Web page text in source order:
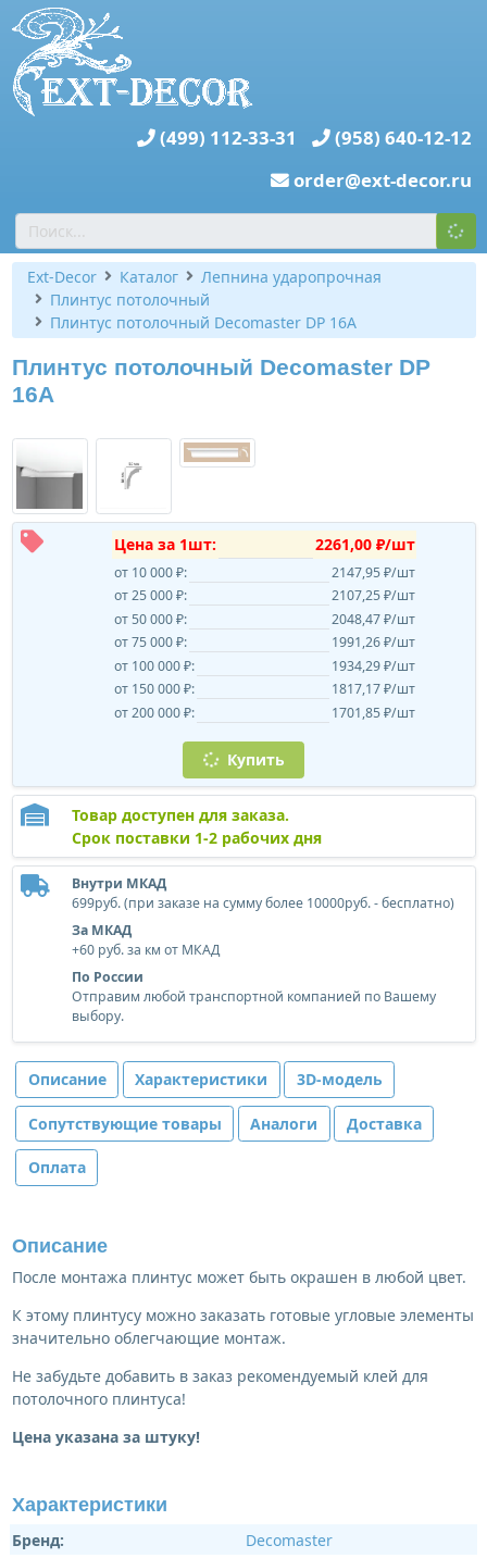
(499) 112-33-31
(958) 640-12-12
order@ext-decor.ru
Ext-Decor Каталог
Лепнина ударопрочная
Плинтус потолочный
Плинтус потолочный Decomaster DP 16A
Плинтус потолочный Decomaster DP
16A
Цена за 1шт: 2261,00 ₽/шт
от 10 000 ₽:
2147,95 ₽/шт
от 25 000 ₽:
2107,25 ₽/шт
от 50 000 ₽:
2048,47 ₽/шт
от 75 000 ₽:
1991,26 ₽/шт
от 100 000 ₽:
1934,29 ₽/шт
от 150 000 ₽:
1817,17 ₽/шт
от 200 000 ₽:
1701,85 ₽/шт
Купить
Товар доступен для заказа.
Срок поставки 1-2 рабочих дня
Внутри МКАД
699руб. (при заказе на сумму более 10000руб. - бесплатно)
За МКАД
+60 руб. за км от МКАД
По России
Отправим любой транспортной компанией по Вашему
выбору.
Описание Характеристики 3D-модель
Сопутствующие товары Аналоги Доставка
Оплата
Описание
После монтажа плинтус может быть окрашен в любой цвет.
К этому плинтусу можно заказать готовые угловые элементы
значительно облегчающие монтаж.
Не забудьте добавить в заказ рекомендуемый клей для
потолочного плинтуса!
Цена указана за штуку!
Характеристики
Бренд:
Decomaster